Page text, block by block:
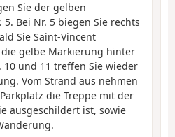
Sie der gelben
Bei Nr. 5 biegen Sie rechts
Sie Saint-Vincent
gelbe Markierung hinter
10 und 11 treffen Sie wieder
Vom Strand aus nehmen
die Treppe mit der
ausgeschildert ist, sowie